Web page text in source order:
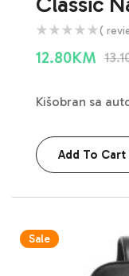
(
12.80KM
Kišobran sa
Add To Cart
Sale